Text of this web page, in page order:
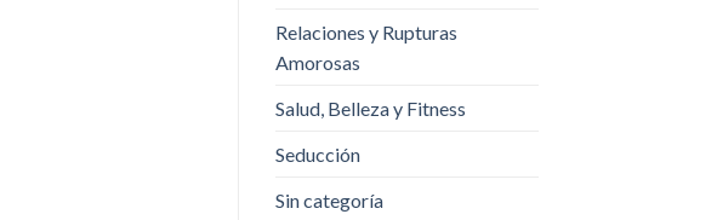
Relaciones y Rupturas
Amorosas
Salud, Belleza y Fitness
Seducción
Sin categoría